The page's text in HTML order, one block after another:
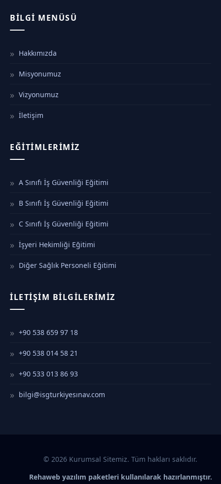
BILGI MENÜSÜ
Hakkımızda
Misyonumuz
Vizyonumuz
İletişim
EĞITIMLERIMIZ
A Sınıfı İş Güvenliği Eğitimi
B Sınıfı İş Güvenliği Eğitimi
C Sınıfı İş Güvenliği Eğitimi
İşyeri Hekimliği Eğitimi
Diğer Sağlık Personeli Eğitimi
İLETIŞIM BILGILERIMIZ
+90 538 659 97 18
+90 538 014 58 21
+90 533 013 86 93
bilgi@isgturkiyesınav.com
© 2026 Kurumsal Sitemiz. Tüm hakları saklıdır.
Rehaweb yazılım paketleri kullanılarak hazırlanmıştır.